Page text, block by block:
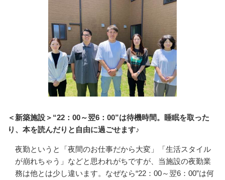
＜新築施設＞“22：00～翌6：00”は待機時間。睡眠を取った
り、本を読んだりと自由に過ごせます♪
夜勤というと「夜間のお仕事だから大変」「生活スタイル
が崩れちゃう」などと思われがちですが、当施設の夜勤業
務は他とは少し違います。なぜなら“22：00～翌6：00”は何